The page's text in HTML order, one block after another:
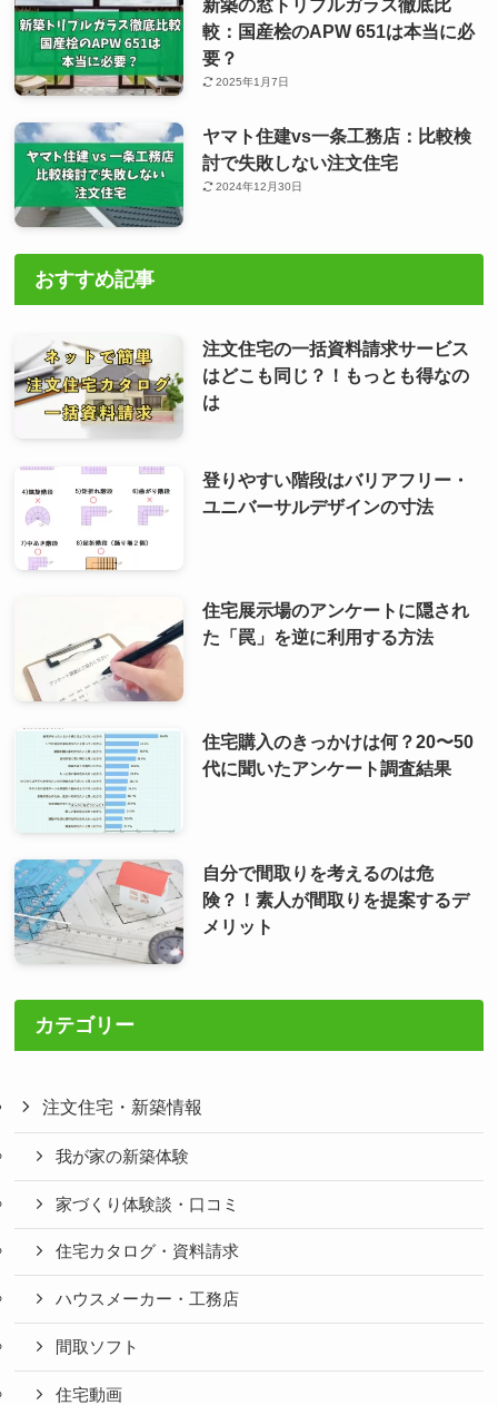
新築の窓トリプルガラス徹底比
較：国産桧のAPW 651は本当に必
要？
2025年1月7日
ヤマト住建vs一条工務店：比較検
討で失敗しない注文住宅
2024年12月30日
おすすめ記事
注文住宅の一括資料請求サービス
はどこも同じ？！もっとも得なの
は
登りやすい階段はバリアフリー・
ユニバーサルデザインの寸法
住宅展示場のアンケートに隠され
た「罠」を逆に利用する方法
住宅購入のきっかけは何？20〜50
代に聞いたアンケート調査結果
自分で間取りを考えるのは危
険？！素人が間取りを提案するデ
メリット
カテゴリー
注文住宅・新築情報
我が家の新築体験
家づくり体験談・口コミ
住宅カタログ・資料請求
ハウスメーカー・工務店
間取ソフト
住宅動画